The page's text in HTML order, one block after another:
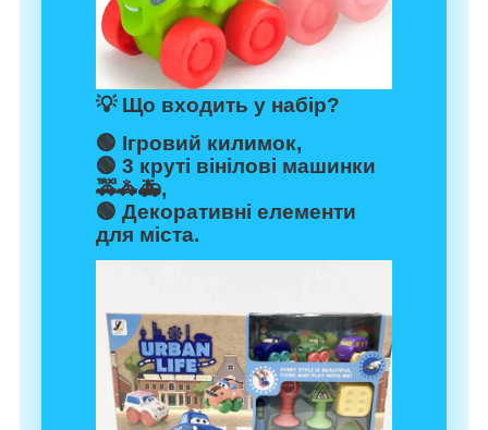
💡 Що входить у набір?
🟢 Ігровий килимок,
🟢 3 круті вінілові машинки
🚕🚓🚑,
🟢 Декоративні елементи
для міста.